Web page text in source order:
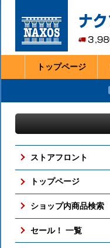
トップページ
ストアフロント
トップページ
ショップ内商品検索
セール！ 一覧